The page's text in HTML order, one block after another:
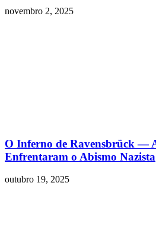
novembro 2, 2025
O Inferno de Ravensbrück —
Enfrentaram o Abismo Nazista
outubro 19, 2025